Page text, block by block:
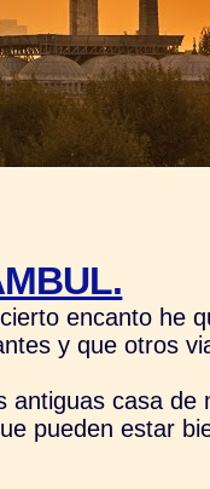
encanto he
y que otros
antiguas casa de
pueden estar